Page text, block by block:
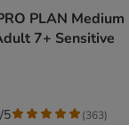
PLAN Medium
7+ Sensitive
5 (363)